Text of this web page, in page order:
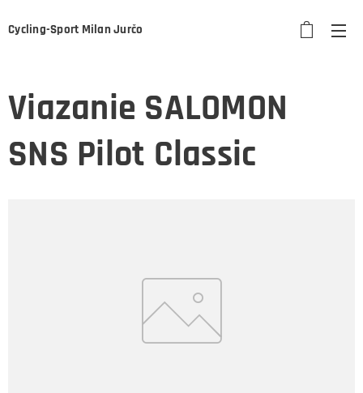
Cycling-Sport Milan Jurčo
Viazanie SALOMON
SNS Pilot Classic